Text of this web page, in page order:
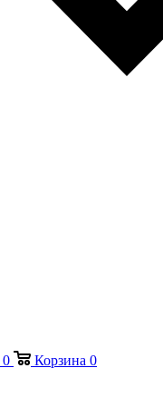
0 Корзина 0